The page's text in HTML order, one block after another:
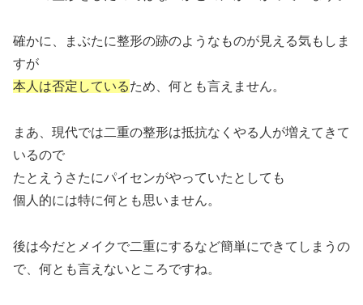
確かに、まぶたに整形の跡のようなものが見える気もしま
すが
本人は否定しているため、何とも言えません。
まあ、現代では二重の整形は抵抗なくやる人が増えてきて
いるので
たとえうさたにパイセンがやっていたとしても
個人的には特に何とも思いません。
後は今だとメイクで二重にするなど簡単にできてしまうの
で、何とも言えないところですね。